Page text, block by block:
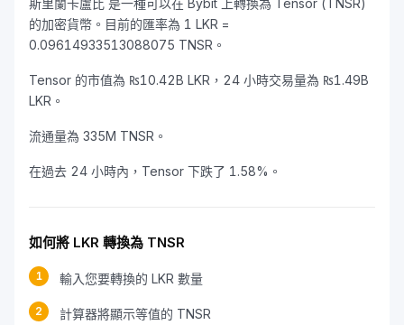
斯里蘭卡盧比 是一種可以在 Bybit 上轉換為 Tensor (TNSR)
的加密貨幣。目前的匯率為 1 LKR =
0.09614933513088075 TNSR。
Tensor 的市值為 ₨10.42B LKR，24 小時交易量為 ₨1.49B
LKR。
流通量為 335M TNSR。
在過去 24 小時內，Tensor 下跌了 1.58%。
如何將 LKR 轉換為 TNSR
1 輸入您要轉換的 LKR 數量
2 計算器將顯示等值的 TNSR